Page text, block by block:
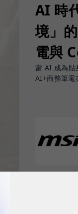
AI 時
境」
電與
當 AI 成為貼
AI+商務筆電